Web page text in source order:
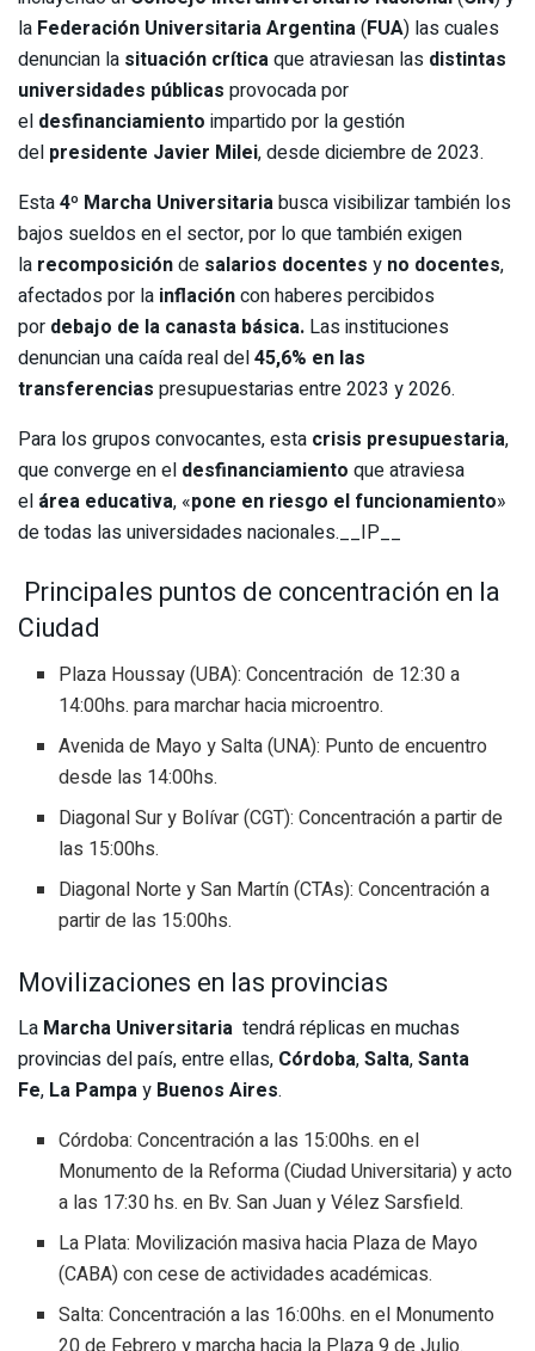
la Federación Universitaria Argentina(FUA) las cuales
denuncian la situación críticaque atraviesan las distintas
universidades públicas provocada por
el desfinanciamiento impartido por la gestión
del presidente Javier Milei, desde diciembre de 2023.
Esta4º Marcha Universitariabusca visibilizar también los
bajos sueldos en el sector, por lo que también exigen
la recomposiciónde salarios docentes y no docentes,
afectados por la inflacióncon haberes percibidos
por debajo de la canasta básica. Las instituciones
denuncian una caída real del45,6% en las
transferencias presupuestarias entre 2023 y 2026.
Para los grupos convocantes, esta crisis presupuestaria,
que converge en el desfinanciamiento que atraviesa
el área educativa, «pone en riesgo el funcionamiento»
de todas las universidades nacionales.__IP__
Principales puntos de concentración en la
Ciudad
Plaza Houssay (UBA): Concentración de 12:30 a
14:00hs. para marchar hacia microentro.
Avenida de Mayo y Salta (UNA): Punto de encuentro
desde las 14:00hs.
Diagonal Sur y Bolívar (CGT): Concentración a partir de
las 15:00hs.
Diagonal Norte y San Martín (CTAs): Concentración a
partir de las 15:00hs.
Movilizaciones en las provincias
La Marcha Universitaria tendrá réplicas en muchas
provincias del país, entre ellas, Córdoba,Salta,Santa
Fe, La Pampay Buenos Aires.
Córdoba: Concentración a las 15:00hs. en el
Monumento de la Reforma (Ciudad Universitaria) y acto
a las 17:30 hs. en Bv. San Juan y Vélez Sarsfield.
La Plata: Movilización masiva hacia Plaza de Mayo
(CABA) con cese de actividades académicas.
Salta: Concentración a las 16:00hs. en el Monumento